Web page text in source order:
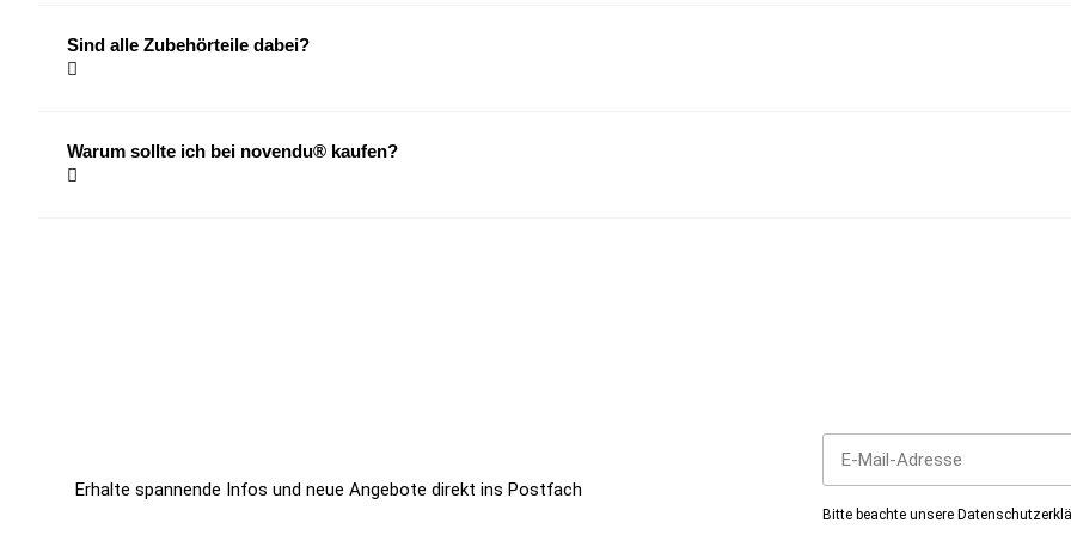
Sind alle Zubehörteile dabei?
Warum sollte ich bei novendu® kaufen?
Erhalte spannende Infos und neue Angebote direkt ins Postfach
Jetzt unseren Newsletter
Bitte beachte unsere